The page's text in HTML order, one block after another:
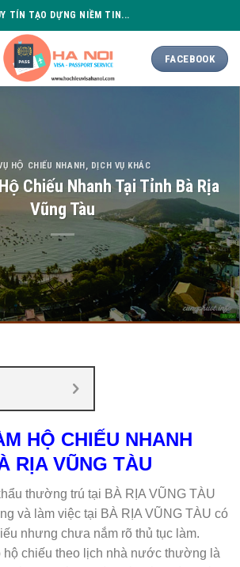
TÍN TẠO DỰNG NIỀM TIN...
FACEBOOK
HỘ CHIẾU NHANH , DỊCH VỤ KHÁC
Chiếu Nhanh Tại Tỉnh Bà Rịa
Vũng Tàu
HỘ CHIẾU NHANH
RỊA VŨNG TÀU
thường trú tại BÀ RỊA VŨNG TÀU
và làm việc tại BÀ RỊA VŨNG TÀU có
nhưng chưa nắm rõ thủ tục làm.
chiếu theo lịch nhà nước thường là